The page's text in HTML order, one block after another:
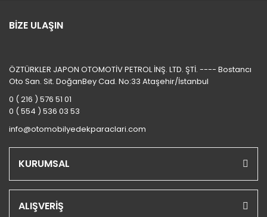
BİZE ULAŞIN
ÖZTÜRKLER JAPON OTOMOTİV PETROL İNŞ. LTD. ŞTİ. ---- Bostancı
Oto San. Sit. DoğanBey Cad. No:33 Ataşehir/İstanbul
0 ( 216 ) 576 51 01
0 ( 554 ) 536 03 53
info@otomobilyedekparaclari.com
KURUMSAL
ALIŞVERİŞ